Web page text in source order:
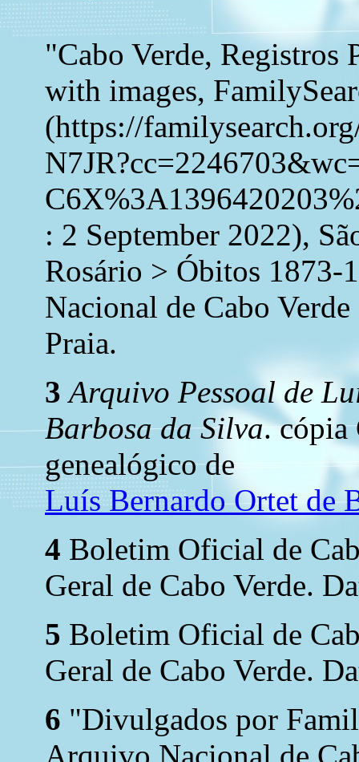
"Cabo Verde, Registros
with images,
(https://
: 2 September 2022),
Rosário > Óbitos
Nacional de Cabo
Praia.
3 Arquivo Pessoal de
Barbosa da Silva. cópia
genealógico de
Luís Bernardo Ortet de
4 Boletim Oficial de
Geral de Cabo Verde.
5 Boletim Oficial de
Geral de Cabo Verde.
6 "Divulgados por
Arquivo Nacional de